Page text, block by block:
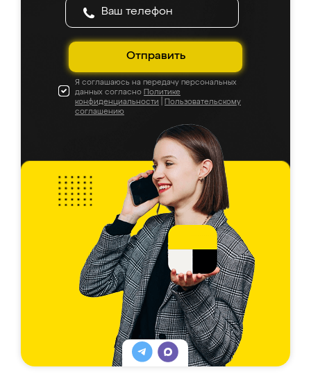
Отправить
Я соглашаюсь на передачу персональных
данных согласно Политике
конфиденциальности
Пользовательскому
соглашению